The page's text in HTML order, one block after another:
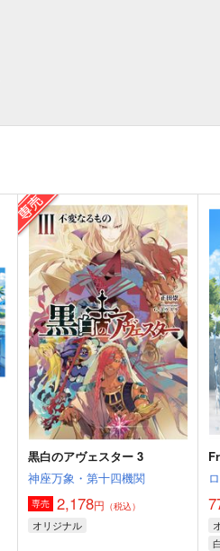
黒白のアヴェスター 3
神座万象・第十四機関
専売 2,178円 （税込）
オリジナル